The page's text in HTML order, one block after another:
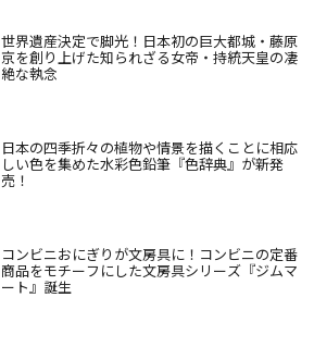
世界遺産決定で脚光！日本初の巨大都城・藤原
京を創り上げた知られざる女帝・持統天皇の凄
絶な執念
日本の四季折々の植物や情景を描くことに相応
しい色を集めた水彩色鉛筆『色辞典』が新発
売！
コンビニおにぎりが文房具に！コンビニの定番
商品をモチーフにした文房具シリーズ『ジムマ
ート』誕生